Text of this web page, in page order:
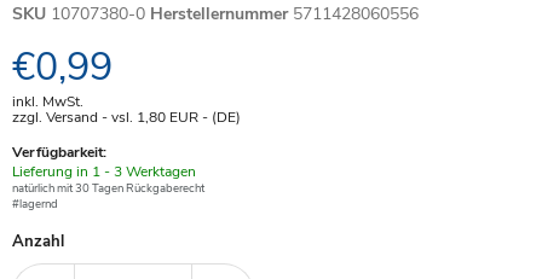
SKU 10707380-0 Herstellernummer 5711428060556
Aktueller Preis
€0,99
inkl. MwSt.
zzgl. Versand - vsl. 1,80 EUR- (DE)
Verfügbarkeit:
Verfügbar
-
Lieferung in 1 - 3 Werktagen
natürlich mit 30 Tagen Rückgaberecht
#lagernd
Anzahl